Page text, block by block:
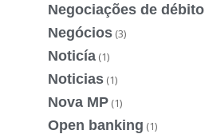
Negociações de débito
Negócios (3)
Noticía (1)
Noticias (1)
Nova MP (1)
Open banking (1)